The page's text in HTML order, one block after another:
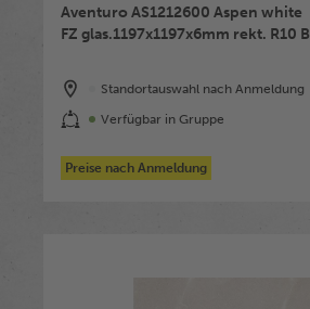
Aventuro AS1212600 Aspen white
FZ glas.1197x1197x6mm rekt. R10 B
Standortauswahl nach Anmeldung
Verfügbar in Gruppe
Preise nach Anmeldung